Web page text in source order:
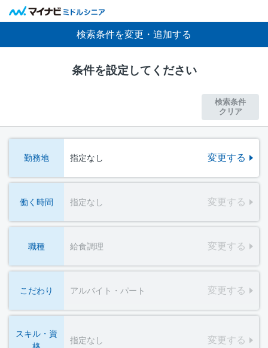
検索条件を変更・追加する
条件を設定してください
検索条件
クリア
勤務地 指定なし 変更する
働く時間 指定なし 変更する
職種 給食調理 変更する
こだわり アルバイト・パート 変更する
スキル・資
指定なし 変更する